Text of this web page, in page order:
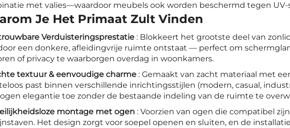
met valies—waardoor meubels ook worden beschermd tegen UV-
Je Het Primaat Zult Vinden
Verduisteringsprestatie : Blokkeert het grootste deel van
een donkere, afleidingvrije ruimte ontstaat — perfect om
of privacy te waarborgen overdag in woonkamers.
textuur & eenvoudige charme : Gemaakt van zacht materiaal met
past binnen verschillende inrichtingsstijlen (modern, casual,
elegantie toe zonder de bestaande indeling van de ruimte te
montage met ogen : Voorzien van ogen die compatibel
Het design zorgt voor soepel openen en sluiten, en de